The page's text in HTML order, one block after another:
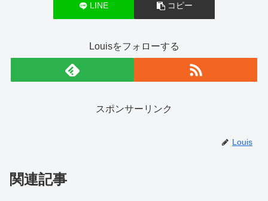
LINE コピー
Louisをフォローする
スポンサーリンク
Louis
関連記事